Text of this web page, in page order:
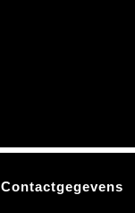
Contactgegevens